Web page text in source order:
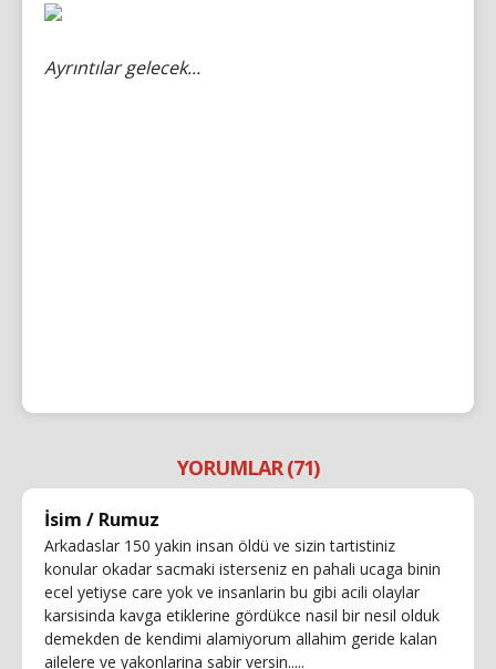
Ayrıntılar gelecek...
YORUMLAR (71)
İsim / Rumuz
Arkadaslar 150 yakin insan öldü ve sizin tartistiniz
konular okadar sacmaki isterseniz en pahali ucaga binin
ecel yetiyse care yok ve insanlarin bu gibi acili olaylar
karsisinda kavga etiklerine gördükce nasil bir nesil olduk
demekden de kendimi alamiyorum allahim geride kalan
ailelere ve yakonlarina sabir versin.....